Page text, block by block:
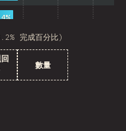
完成百分比)
數量